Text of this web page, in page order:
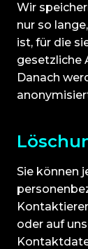
Wir
nur so
ist, für die
gesetzliche
Danach
Sie können
oder auf